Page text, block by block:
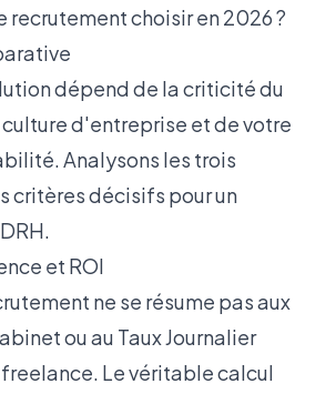
recrutement choisir en 2026 ?
dépend de la criticité du
d'entreprise et de votre
Analysons les trois
critères décisifs pour un
et ROI
ne se résume pas aux
ou au Taux Journalier
freelance. Le véritable calcul